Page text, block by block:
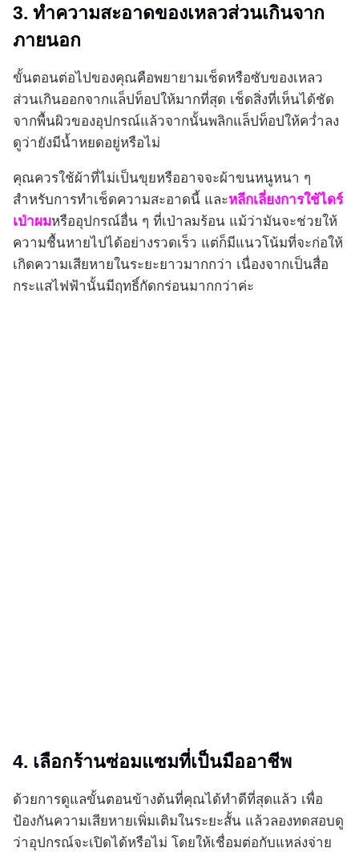
3. ทำความสะอาดของเหลวส่วนเกินจาก
ภายนอก
ขั้นตอนต่อไปของคุณคือพยายามเช็ดหรือซับของเหลว
ส่วนเกินออกจากแล็ปท็อปให้มากที่สุด เช็ดสิ่งที่เห็นได้ชัด
จากพื้นผิวของอุปกรณ์แล้วจากนั้นพลิกแล็ปท็อปให้คว่ำลง
ดูว่ายังมีน้ำหยดอยู่หรือไม่
คุณควรใช้ผ้าที่ไม่เป็นขุยหรืออาจจะผ้าขนหนูหนา ๆ
สำหรับการทำเช็ดความสะอาดนี้ และหลีกเลี่ยงการใช้ไดร์
เป่าผมหรืออุปกรณ์อื่น ๆ ที่เป่าลมร้อน แม้ว่ามันจะช่วยให้
ความชื้นหายไปได้อย่างรวดเร็ว แต่ก็มีแนวโน้มที่จะก่อให้
เกิดความเสียหายในระยะยาวมากกว่า เนื่องจากเป็นสื่อ
กระแสไฟฟ้านั้นมีฤทธิ์กัดกร่อนมากกว่าค่ะ
4. เลือกร้านซ่อมแซมที่เป็นมืออาชีพ
ด้วยการดูแลขั้นตอนข้างต้นที่คุณได้ทำดีที่สุดแล้ว เพื่อ
ป้องกันความเสียหายเพิ่มเติมในระยะสั้น แล้วลองทดสอบดู
ว่าอุปกรณ์จะเปิดได้หรือไม่ โดยให้เชื่อมต่อกับแหล่งจ่าย